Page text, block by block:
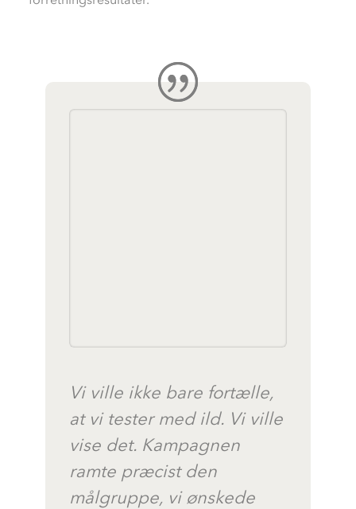
Vi ville ikke bare fortælle,
at vi tester med ild. Vi ville
vise det. Kampagnen
ramte præcist den
målgruppe, vi ønskede